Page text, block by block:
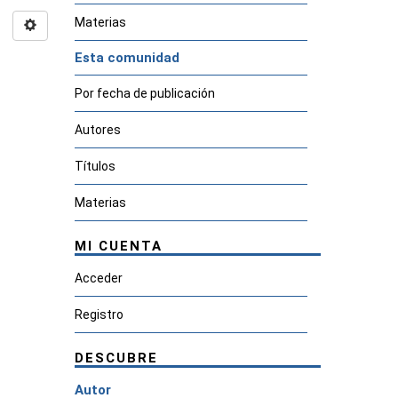
Materias
Esta comunidad
Por fecha de publicación
Autores
Títulos
Materias
MI CUENTA
Acceder
Registro
DESCUBRE
Autor